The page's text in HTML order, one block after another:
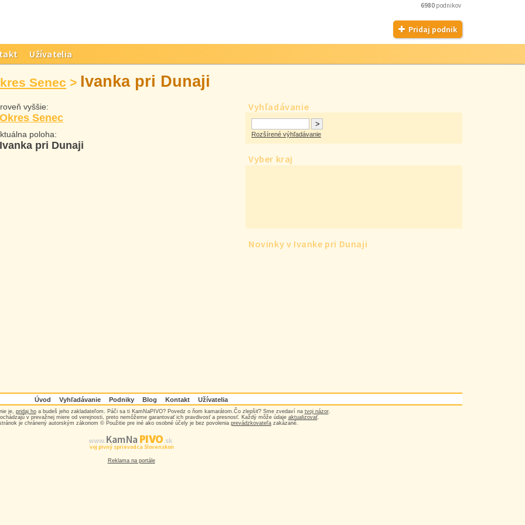
6980 podnikov
Pridaj podnik
Užívatelia
Senec > Ivanka pri Dunaji
Vyhľadávanie
Rozšírené výhľadávanie
Vyber kraj
Novinky v Ivanke pri Dunaji
vyššie:
Okres Senec
poloha:
Ivanka pri Dunaji
Úvod Vyhľadávanie Podniky Blog Kontakt Užívatelia
je, pridaj hoa budeš jeho zakladateľom. Páči sa ti KamNaPIVO? Povedz o ňom kamarátom.Čo zlepšiť? Sme zvedaví na tvoj názor.
v prevažnej miere od verejnosti, preto nemôžeme garantovať ich pravdivosť a presnosť. Každý môže údaje aktualizovať.
je chránený autorským zákonom © Použitie pre iné ako osobné účely je bez povolenia prevádzkovateľa zakázané.
www.Kam Na PIVO.sk
Tvoj pivný sprievodca Slovenskom
Reklama na portále